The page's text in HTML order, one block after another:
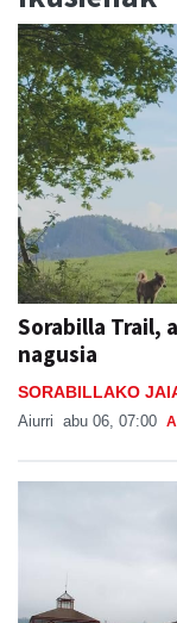
Sorabilla Trail,
nagusia
SORABILLAKO
Aiurri abu 06, 07:00